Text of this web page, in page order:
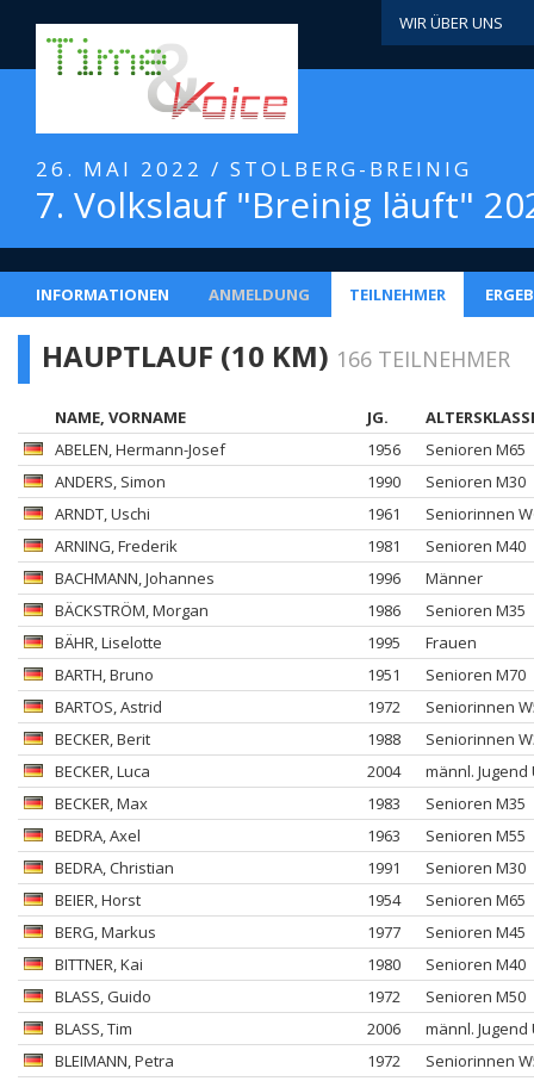
WIR ÜBER UNS
26. MAI 2022 / STOLBERG-BREINIG
7. Volkslauf "Breinig läuft"
INFORMATIONEN ANMELDUNG TEILNEHMER
HAUPTLAUF (10 KM) 166 TEILNEHMER
NAME, VORNAME JG.
ABELEN, Hermann-Josef 1956
Senioren M65
ANDERS, Simon 1990
Senioren M30
ARNDT, Uschi 1961
Seniorinnen
ARNING, Frederik 1981
Senioren M40
BACHMANN, Johannes 1996
Männer
BÄCKSTRÖM, Morgan 1986
Senioren M35
BÄHR, Liselotte 1995
Frauen
BARTH, Bruno 1951
Senioren M70
BARTOS, Astrid 1972
Seniorinnen
BECKER, Berit 1988
Seniorinnen
BECKER, Luca 2004
männl. Jugend
BECKER, Max 1983
Senioren M35
BEDRA, Axel 1963
Senioren M55
BEDRA, Christian 1991
Senioren M30
BEIER, Horst 1954
Senioren M65
BERG, Markus 1977
Senioren M45
BITTNER, Kai 1980
Senioren M40
BLASS , Guido 1972
Senioren M50
BLASS , Tim 2006
männl. Jugend
BLEIMANN, Petra 1972
Seniorinnen